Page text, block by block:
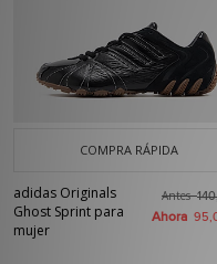
COMPRA RÁPIDA
adidas Originals
Ghost Sprint para
mujer
Antes
Ahora